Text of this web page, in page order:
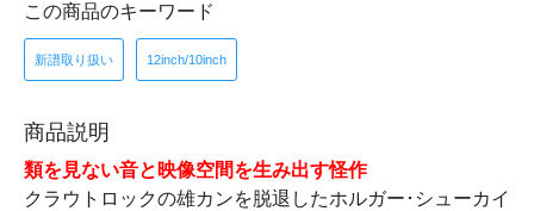
この商品のキーワード
新譜取り扱い 12inch/10inch
商品説明
類を見ない音と映像空間を生み出す怪作
クラウトロックの雄カンを脱退したホルガー･シューカイ